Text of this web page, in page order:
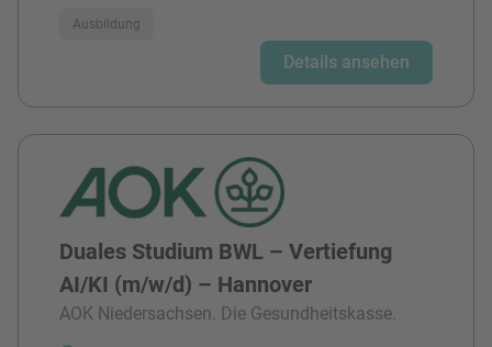
Ausbildung
Details ansehen
Duales Studium BWL – Vertiefung
AI/KI (m/w/d) – Hannover
AOK Niedersachsen. Die Gesundheitskasse.